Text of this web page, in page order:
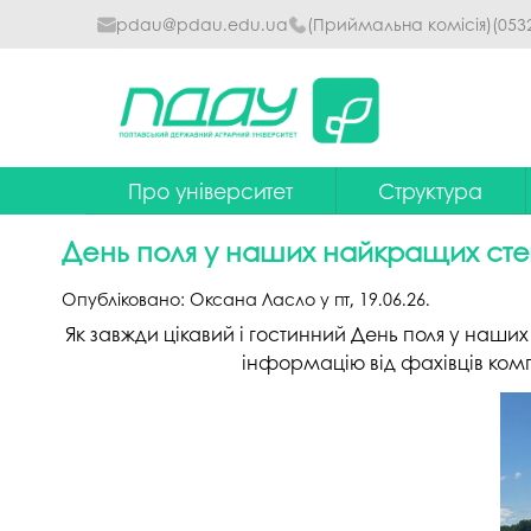
pdau@pdau.edu.ua (Приймальна комісія)
Про університет
Досягнення
Сталий розвиток
Структура
Наглядова рада
Вчена рада
Факультети та
День поля у наших найкращих
Опубліковано: Оксана Ласло у пт, 19.06.26.
Як завжди цікавий і гостинний День поля у
інформацію від фахівців